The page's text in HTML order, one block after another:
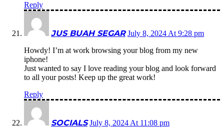
Reply
JUS BUAH SEGAR July 8, 2024 At 9:28 pm
Howdy! I’m at work browsing your blog from my new
iphone!
Just wanted to say I love reading your blog and look forward
to all your posts! Keep up the great work!
Reply
SOCIALS July 8, 2024 At 11:08 pm